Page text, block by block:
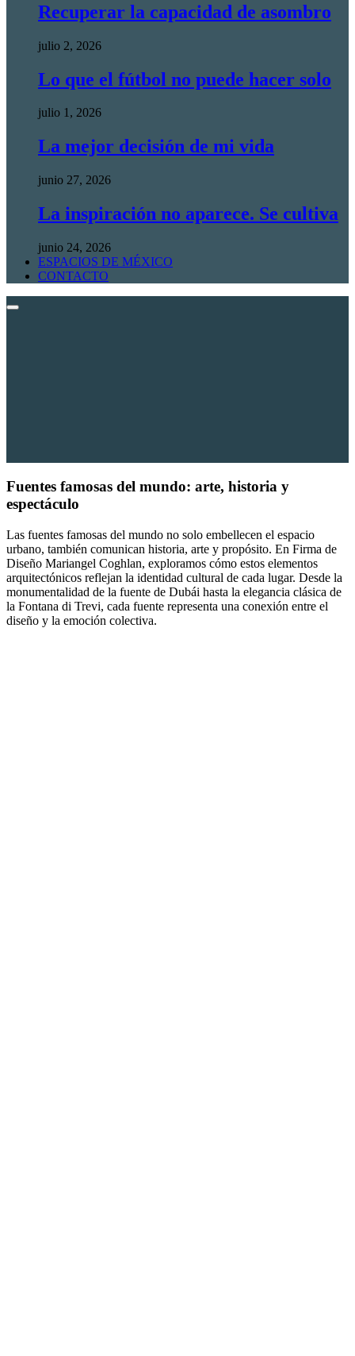
Recuperar la capacidad de asombro
julio 2, 2026
Lo que el fútbol no puede hacer solo
julio 1, 2026
La mejor decisión de mi vida
junio 27, 2026
La inspiración no aparece. Se cultiva
junio 24, 2026
ESPACIOS DE MÉXICO
CONTACTO
Fuentes famosas del mundo: arte, historia y
espectáculo
Las fuentes famosas del mundo no solo embellecen el espacio
urbano, también comunican historia, arte y propósito. En Firma de
Diseño Mariangel Coghlan, exploramos cómo estos elementos
arquitectónicos reflejan la identidad cultural de cada lugar. Desde la
monumentalidad de la fuente de Dubái hasta la elegancia clásica de
la Fontana di Trevi, cada fuente representa una conexión entre el
diseño y la emoción colectiva.